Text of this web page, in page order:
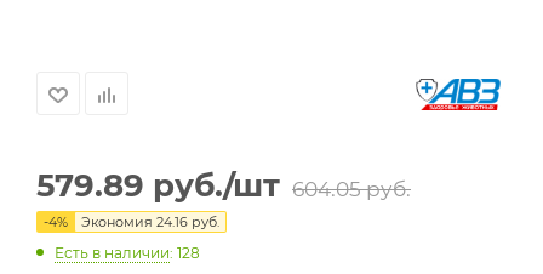
579.89 руб./шт 604.05руб.
-4% Экономия 24.16 руб.
Есть в наличии: 128